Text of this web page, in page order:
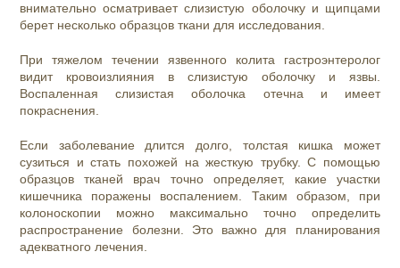
внимательно осматривает слизистую оболочку и щипцами
берет несколько образцов ткани для исследования.
При тяжелом течении язвенного колита гастроэнтеролог
видит кровоизлияния в слизистую оболочку и язвы.
Воспаленная слизистая оболочка отечна и имеет
покраснения.
Если заболевание длится долго, толстая кишка может
сузиться и стать похожей на жесткую трубку. С помощью
образцов тканей врач точно определяет, какие участки
кишечника поражены воспалением. Таким образом, при
колоноскопии можно максимально точно определить
распространение болезни. Это важно для планирования
адекватного лечения.